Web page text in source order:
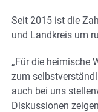
Seit 2015 ist die
und Landkreis um
„Für die heimische
zum
auch bei uns
Diskussionen